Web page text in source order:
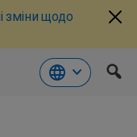
зміни щодо